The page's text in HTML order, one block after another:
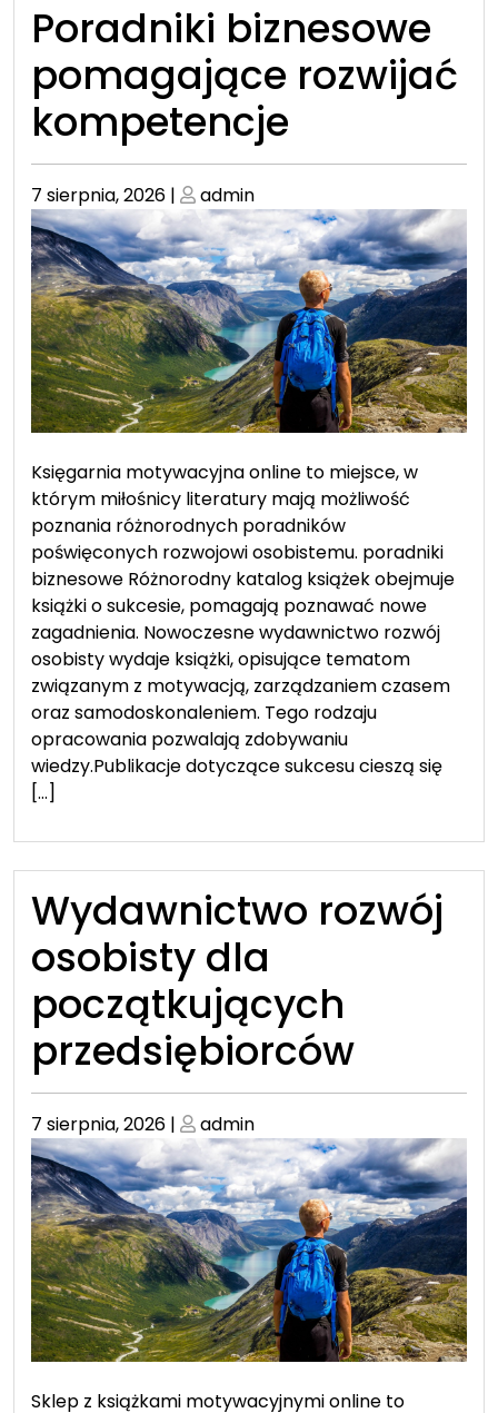
Poradniki biznesowe
pomagające rozwijać
kompetencje
Posted
on
7 sierpnia, 2026 | Posted
on
admin
Księgarnia motywacyjna online to miejsce, w
którym miłośnicy literatury mają możliwość
poznania różnorodnych poradników
poświęconych rozwojowi osobistemu. poradniki
biznesowe Różnorodny katalog książek obejmuje
książki o sukcesie, pomagają poznawać nowe
zagadnienia. Nowoczesne wydawnictwo rozwój
osobisty wydaje książki, opisujące tematom
związanym z motywacją, zarządzaniem czasem
oraz samodoskonaleniem. Tego rodzaju
opracowania pozwalają zdobywaniu
wiedzy.Publikacje dotyczące sukcesu cieszą się
[…]
Wydawnictwo rozwój
osobisty dla
początkujących
przedsiębiorców
Posted
on
7 sierpnia, 2026 | Posted
on
admin
Sklep z książkami motywacyjnymi online to